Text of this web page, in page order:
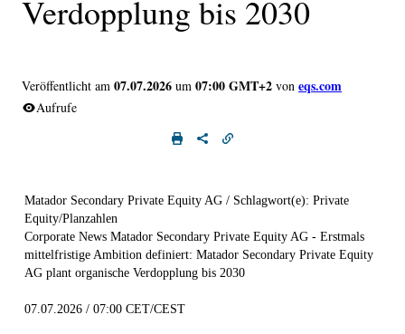
Verdopplung bis 2030
Veröffentlicht am 07.07.2026 um 07:00 GMT+2 von eqs.com
Aufrufe
Matador Secondary Private Equity AG / Schlagwort(e): Private
Equity/Planzahlen
Corporate News Matador Secondary Private Equity AG - Erstmals
mittelfristige Ambition definiert: Matador Secondary Private Equity
AG plant organische Verdopplung bis 2030
07.07.2026 / 07:00 CET/CEST